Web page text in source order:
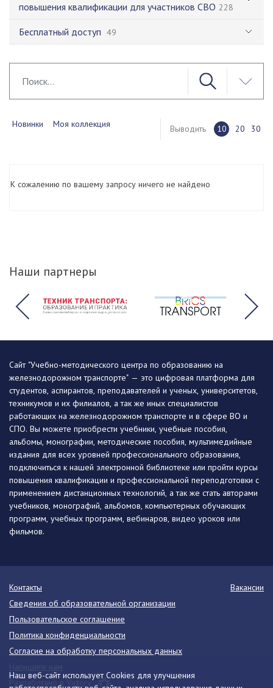
повышения квалификации для участников СВО 228
Бесплатный доступ 49
Новинки Моя коллекция Выводить 10 20 30
К сожалению по вашему запросу ничего не найдено
Наши партнеры
Наш веб-сайт использует Cookies для улучшения
Сайт "Учебно-методического центра по образованию на
железнодорожном транспорте" — это цифровая платформа для
студентов, аспирантов, преподавателей и ученых, университетов,
техникумов и их филиалов, а так же иных специалистов
работающих на железнодорожном транспорте и в сфере ВО и
СПО. Вы можете приобрести учебники, учебные пособия,
альбомы, монографии, методические пособия, мультимедийные
издания для всех уровней профессионального образования,
подключиться к нашей электронной библиотеке или пройти курсы
повышения квалификации и профессиональной переподготовки с
применением дистанционных технологий, а так же стать авторами
учебников, монографий, альбомов, компьютерных обучающих
программ, учебных программ, вебинаров, видео уроков или
фильмов.
Контакты
Вакансии
Сведения об образовательной организации
Пользовательское соглашение
Политика конфиденциальности
Согласие на обработку персональных данных
Разработано в Victory